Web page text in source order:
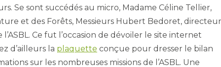
Se sont succédés au micro, Madame Céline Tellier,
et des Forêts, Messieurs Hubert Bedoret, directeur
Ce fut l’occasion de dévoiler le site internet
d’ailleurs la plaquette conçue pour dresser le bilan
sur les nombreuses missions de l’ASBL. Une